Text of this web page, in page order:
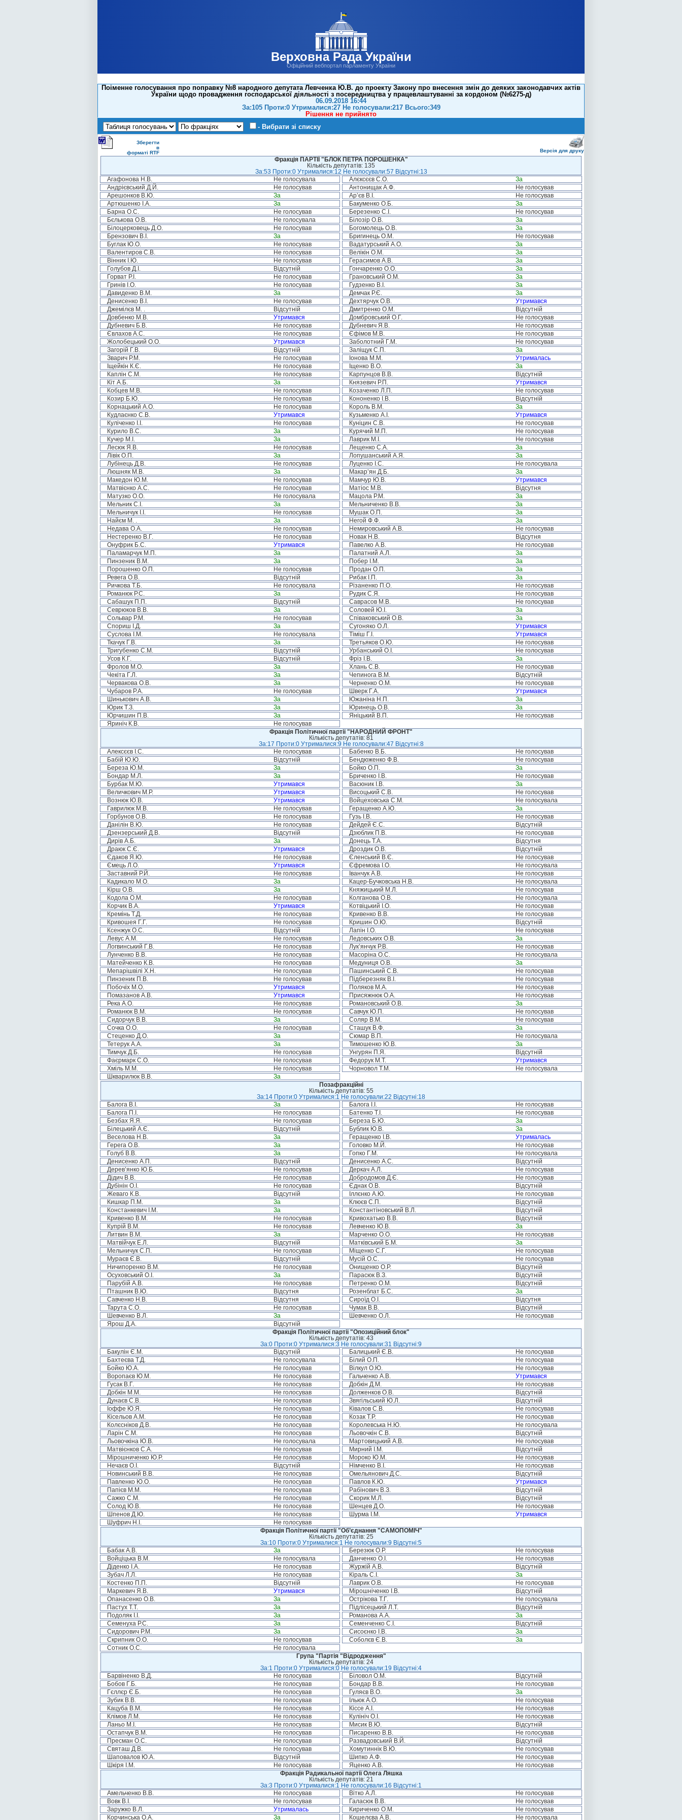
Верховна Рада України
Офіційний вебпортал парламенту України
Поіменне голосування про поправку №8 народного депутата Левченка Ю.В. до проекту Закону про внесення змін до деяких законодавчих актів
України щодо провадження господарської діяльності з посередництва у працевлаштуванні за кордоном (№6275-д)
06.09.2018 16:44
За:105 Проти:0 Утрималися:27 Не голосували:217 Всього:349
Рішення не прийнято
- Вибрати зі списку
Зберегти
в
форматі RTF
Версія для друку
Фракція ПАРТІЇ "БЛОК ПЕТРА ПОРОШЕНКА"
Кількість депутатів: 135
За:53 Проти:0 Утрималися:12 Не голосували:57 Відсутні:13
Агафонова Н.В.
Не голосувала Алєксєєв С.О.
За
Андрієвський Д.Й.
Не голосував Антонищак А.Ф.
Не голосував
Арешонков В.Ю.
За Ар’єв В.І.
Не голосував
Артюшенко І.А.
За Бакуменко О.Б.
За
Барна О.С.
Не голосував Березенко С.І.
Не голосував
Бєлькова О.В.
Не голосувала Білозір О.В.
За
Білоцерковець Д.О.
Не голосував Богомолець О.В.
За
Брензович В.І.
За Бригинець О.М.
Не голосував
Буглак Ю.О.
Не голосував Вадатурський А.О.
За
Валентиров С.В.
Не голосував Велікін О.М.
За
Вінник І.Ю.
Не голосував Герасимов А.В.
За
Голубов Д.І.
Відсутній Гончаренко О.О.
За
Горват Р.І.
Не голосував Грановський О.М.
За
Гринів І.О.
Не голосував Гудзенко В.І.
За
Давиденко В.М.
За Демчак Р.Є.
За
Денисенко В.І.
Не голосував Дехтярчук О.В.
Утримався
Джемілєв М. .
Відсутній Дмитренко О.М.
Відсутній
Довбенко М.В.
Утримався Домбровський О.Г.
Не голосував
Дубневич Б.В.
Не голосував Дубневич Я.В.
Не голосував
Євлахов А.С.
Не голосував Єфімов М.В.
Не голосував
Жолобецький О.О.
Утримався Заболотний Г.М.
Не голосував
Загорій Г.В.
Відсутній Заліщук С.П.
За
Зварич Р.М.
Не голосував Іонова М.М.
Утрималась
Іщейкін К.Є.
Не голосував Іщенко В.О.
За
Каплін С.М.
Не голосував Карпунцов В.В.
Відсутній
Кіт А.Б.
За Князевич Р.П.
Утримався
Кобцев М.В.
Не голосував Козаченко Л.П.
Не голосував
Козир Б.Ю.
Не голосував Кононенко І.В.
Відсутній
Корнацький А.О.
Не голосував Король В.М.
За
Кудлаєнко С.В.
Утримався Кузьменко А.І.
Утримався
Куліченко І.І.
Не голосував Куніцин С.В.
Не голосував
Курило В.С.
За Курячий М.П.
Не голосував
Кучер М.І.
За Лаврик М.І.
Не голосував
Лесюк Я.В.
Не голосував Лещенко С.А.
За
Лівік О.П.
За Лопушанський А.Я.
За
Лубінець Д.В.
Не голосував Луценко І.С.
Не голосувала
Люшняк М.В.
За Макар’ян Д.Б.
За
Македон Ю.М.
Не голосував Мамчур Ю.В.
Утримався
Матвієнко А.С.
Не голосував Матіос М.В.
Відсутня
Матузко О.О.
Не голосувала Мацола Р.М.
За
Мельник С.І.
За Мельниченко В.В.
За
Мельничук І.І.
Не голосував Мушак О.П.
За
Найєм М. .
За Негой Ф.Ф.
За
Недава О.А.
Не голосував Немировський А.В.
Не голосував
Нестеренко В.Г.
Не голосував Новак Н.В.
Відсутня
Онуфрик Б.С.
Утримався Павелко А.В.
Не голосував
Паламарчук М.П.
За Палатний А.Л.
За
Пинзеник В.М.
За Побер І.М.
За
Порошенко О.П.
Не голосував Продан О.П.
За
Ревега О.В.
Відсутній Рибак І.П.
За
Ричкова Т.Б.
Не голосувала Різаненко П.О.
Не голосував
Романюк Р.С.
За Рудик С.Я.
Не голосував
Сабашук П.П.
Відсутній Саврасов М.В.
Не голосував
Севрюков В.В.
За Соловей Ю.І.
За
Сольвар Р.М.
Не голосував Співаковський О.В.
За
Спориш І.Д.
За Сугоняко О.Л.
Утримався
Суслова І.М.
Не голосувала Тіміш Г.І.
Утримався
Ткачук Г.В.
За Третьяков О.Ю.
Не голосував
Тригубенко С.М.
Відсутній Урбанський О.І.
Не голосував
Усов К.Г.
Відсутній Фріз І.В.
За
Фролов М.О.
За Хлань С.В.
Не голосував
Чекіта Г.Л.
За Чепинога В.М.
Відсутній
Червакова О.В.
За Черненко О.М.
Не голосував
Чубаров Р.А.
Не голосував Шверк Г.А.
Утримався
Шинькович А.В.
За Южаніна Н.П.
За
Юрик Т.З.
За Юринець О.В.
За
Юрчишин П.В.
За Яніцький В.П.
Не голосував
Яриніч К.В.
Не голосував
Фракція Політичної партії "НАРОДНИЙ ФРОНТ"
Кількість депутатів: 81
За:17 Проти:0 Утрималися:9 Не голосували:47 Відсутні:8
Алексєєв І.С.
Не голосував Бабенко В.Б.
Не голосував
Бабій Ю.Ю.
Відсутній Бендюженко Ф.В.
Не голосував
Береза Ю.М.
За Бойко О.П.
За
Бондар М.Л.
За Бриченко І.В.
Не голосував
Бурбак М.Ю.
Утримався Васюник І.В.
За
Величкович М.Р.
Утримався Висоцький С.В.
Не голосував
Вознюк Ю.В.
Утримався Войцеховська С.М.
Не голосувала
Гаврилюк М.В.
Не голосував Геращенко А.Ю.
За
Горбунов О.В.
Не голосував Гузь І.В.
Не голосував
Данілін В.Ю.
Не голосував Дейдей Є.С.
Відсутній
Дзензерський Д.В.
Відсутній Дзюблик П.В.
Не голосував
Дирів А.Б.
За Донець Т.А.
Відсутня
Драюк С.Є.
Утримався Дроздик О.В.
Відсутній
Єдаков Я.Ю.
Не голосував Єленський В.Є.
Не голосував
Ємець Л.О.
Утримався Єфремова І.О.
Не голосувала
Заставний Р.Й.
Не голосував Іванчук А.В.
Не голосував
Кадикало М.О.
За Кацер-Бучковська Н.В.
Не голосувала
Кірш О.В.
За Княжицький М.Л.
Не голосував
Кодола О.М.
Не голосував Колганова О.В.
Не голосувала
Корчик В.А.
Утримався Котвіцький І.О.
Не голосував
Кремінь Т.Д.
Не голосував Кривенко В.В.
Не голосував
Кривошея Г.Г.
Не голосував Кришин О.Ю.
Відсутній
Ксенжук О.С.
Відсутній Лапін І.О.
Не голосував
Левус А.М.
Не голосував Ледовських О.В.
За
Логвинський Г.В.
Не голосував Лук’янчук Р.В.
Не голосував
Лунченко В.В.
Не голосував Масоріна О.С.
Не голосувала
Матейченко К.В.
Не голосував Медуниця О.В.
За
Мепарішвілі Х.Н.
Не голосував Пашинський С.В.
Не голосував
Пинзеник П.В.
Не голосував Підберезняк В.І.
Не голосував
Побочіх М.О.
Утримався Поляков М.А.
Не голосував
Помазанов А.В.
Утримався Присяжнюк О.А.
Не голосував
Река А.О.
Не голосував Романовський О.В.
За
Романюк В.М.
Не голосував Савчук Ю.П.
Не голосував
Сидорчук В.В.
За Соляр В.М.
Не голосував
Сочка О.О.
Не голосував Сташук В.Ф.
За
Стеценко Д.О.
За Сюмар В.П.
Не голосувала
Тетерук А.А.
За Тимошенко Ю.В.
За
Тимчук Д.Б.
Не голосував Унгурян П.Я.
Відсутній
Фаєрмарк С.О.
Не голосував Федорук М.Т.
Утримався
Хміль М.М.
Не голосував Чорновол Т.М.
Не голосувала
Шкварилюк В.В.
За
Позафракційні
Кількість депутатів: 55
За:14 Проти:0 Утрималися:1 Не голосували:22 Відсутні:18
Балога В.І.
За Балога І.І.
Не голосував
Балога П.І.
Не голосував Батенко Т.І.
Не голосував
Безбах Я.Я.
Не голосував Береза Б.Ю.
За
Білецький А.Є.
Відсутній Бублик Ю.В.
За
Веселова Н.В.
За Геращенко І.В.
Утрималась
Герега О.В.
За Головко М.Й.
Не голосував
Голуб В.В.
За Гопко Г.М.
Не голосувала
Денисенко А.П.
Відсутній Денисенко А.С.
Відсутній
Дерев’янко Ю.Б.
Не голосував Деркач А.Л.
Не голосував
Дідич В.В.
Не голосував Добродомов Д.Є.
Не голосував
Дубінін О.І.
Не голосував Єднак О.В.
Відсутній
Жеваго К.В.
Відсутній Іллєнко А.Ю.
Не голосував
Кишкар П.М.
За Клюєв С.П.
Відсутній
Констанкевич І.М.
За Константіновський В.Л.
Відсутній
Кривенко В.М.
Не голосував Кривохатько В.В.
Відсутній
Купрій В.М.
Не голосував Левченко Ю.В.
За
Литвин В.М.
За Марченко О.О.
Не голосував
Матвійчук Е.Л.
Відсутній Матківський Б.М.
За
Мельничук С.П.
Не голосував Міщенко С.Г.
Не голосував
Мураєв Є.В.
Відсутній Мусій О.С.
Не голосував
Ничипоренко В.М.
Не голосував Онищенко О.Р.
Відсутній
Осуховський О.І.
За Парасюк В.З.
Відсутній
Парубій А.В.
Не голосував Петренко О.М.
Відсутній
Пташник В.Ю.
Відсутня Розенблат Б.С.
За
Савченко Н.В.
Відсутня Сироїд О.І.
Відсутня
Тарута С.О.
Не голосував Чумак В.В.
Відсутній
Шевченко В.Л.
За Шевченко О.Л.
Не голосував
Ярош Д.А.
Відсутній
Фракція Політичної партії "Опозиційний блок"
Кількість депутатів: 43
За:0 Проти:0 Утрималися:3 Не голосували:31 Відсутні:9
Бакулін Є.М.
Відсутній Балицький Є.В.
Не голосував
Бахтеєва Т.Д.
Не голосувала Білий О.П.
Не голосував
Бойко Ю.А.
Не голосував Вілкул О.Ю.
Не голосував
Воропаєв Ю.М.
Не голосував Гальченко А.В.
Утримався
Гусак В.Г.
Не голосував Добкін Д.М.
Не голосував
Добкін М.М.
Не голосував Долженков О.В.
Відсутній
Дунаєв С.В.
Не голосував Звягільський Ю.Л.
Відсутній
Іоффе Ю.Я.
Не голосував Ківалов С.В.
Не голосував
Кісельов А.М.
Не голосував Козак Т.Р.
Не голосував
Колєсніков Д.В.
Не голосував Королевська Н.Ю.
Не голосувала
Ларін С.М.
Не голосував Льовочкін С.В.
Відсутній
Льовочкіна Ю.В.
Не голосувала Мартовицький А.В.
Не голосував
Матвієнков С.А.
Не голосував Мирний І.М.
Відсутній
Мірошниченко Ю.Р.
Не голосував Мороко Ю.М.
Не голосував
Нечаєв О.І.
Відсутній Німченко В.І.
Не голосував
Новинський В.В.
Не голосував Омельянович Д.С.
Відсутній
Павленко Ю.О.
Не голосував Павлов К.Ю.
Утримався
Папієв М.М.
Не голосував Рабінович В.З.
Відсутній
Сажко С.М.
Не голосував Скорик М.Л.
Відсутній
Солод Ю.В.
Не голосував Шенцев Д.О.
Не голосував
Шпенов Д.Ю.
Не голосував Шурма І.М.
Утримався
Шуфрич Н.І.
Не голосував
Фракція Політичної партії "Об’єднання "САМОПОМІЧ"
Кількість депутатів: 25
За:10 Проти:0 Утрималися:1 Не голосували:9 Відсутні:5
Бабак А.В.
За Березюк О.Р.
Не голосував
Войціцька В.М.
Не голосувала Данченко О.І.
Не голосував
Діденко І.А.
Не голосував Журжій А.В.
Відсутній
Зубач Л.Л.
Не голосував Кіраль С.І.
За
Костенко П.П.
Відсутній Лаврик О.В.
Не голосував
Маркевич Я.В.
Утримався Мірошніченко І.В.
Відсутній
Опанасенко О.В.
За Острікова Т.Г.
Не голосувала
Пастух Т.Т.
За Підлісецький Л.Т.
Відсутній
Подоляк І.І.
За Романова А.А.
За
Семенуха Р.С.
За Семенченко С.І.
Відсутній
Сидорович Р.М.
За Сисоєнко І.В.
За
Скрипник О.О.
Не голосував Соболєв Є.В.
За
Сотник О.С.
Не голосувала
Група "Партія "Відродження"
Кількість депутатів: 24
За:1 Проти:0 Утрималися:0 Не голосували:19 Відсутні:4
Барвіненко В.Д.
Не голосував Біловол О.М.
Відсутній
Бобов Г.Б.
Не голосував Бондар В.В.
Не голосував
Гєллєр Є.Б.
Не голосував Гуляєв В.О.
За
Зубик В.В.
Не голосував Ільюк А.О.
Не голосував
Кацуба В.М.
Не голосував Кіссе А.І.
Не голосував
Клімов Л.М.
Не голосував Кулініч О.І.
Не голосував
Ланьо М.І.
Не голосував Мисик В.Ю.
Відсутній
Остапчук В.М.
Не голосував Писаренко В.В.
Не голосував
Пресман О.С.
Не голосував Развадовський В.Й.
Відсутній
Святаш Д.В.
Не голосував Хомутиннік В.Ю.
Не голосував
Шаповалов Ю.А.
Відсутній Шипко А.Ф.
Не голосував
Шкіря І.М.
Не голосував Яценко А.В.
Не голосував
Фракція Радикальної партії Олега Ляшка
Кількість депутатів: 21
За:3 Проти:0 Утрималися:1 Не голосували:16 Відсутні:1
Амельченко В.В.
Не голосував Вітко А.Л.
Не голосував
Вовк В.І.
Не голосував Галасюк В.В.
Не голосував
Заружко В.Л.
Утрималась Кириченко О.М.
Не голосував
Корчинська О.А.
За Кошелєва А.В. Не голосувала